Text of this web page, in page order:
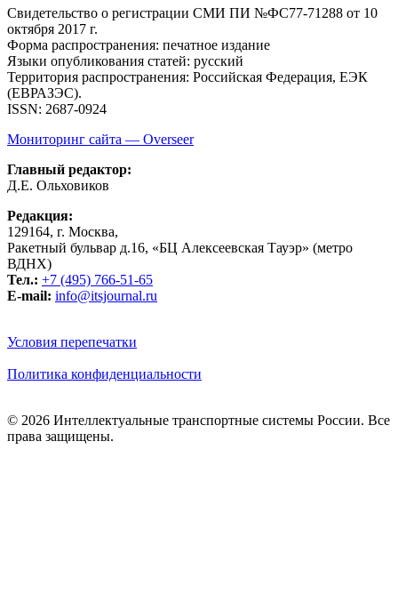
Свидетельство о регистрации СМИ ПИ №ФС77-71288 от 10
октября 2017 г.
Форма распространения: печатное издание
Языки опубликования статей: русский
Территория распространения: Российская Федерация, ЕЭК
(ЕВРАЗЭС).
ISSN: 2687-0924
Мониторинг сайта — Overseer
Главный редактор:
Д.Е. Ольховиков
Редакция:
129164, г. Москва,
Ракетный бульвар д.16, «БЦ Алексеевская Тауэр» (метро
ВДНХ)
Тел.: +7 (495) 766-51-65
E-mail: info@itsjournal.ru
Условия перепечатки
Политика конфиденциальности
© 2026 Интеллектуальные транспортные системы России. Все
права защищены.